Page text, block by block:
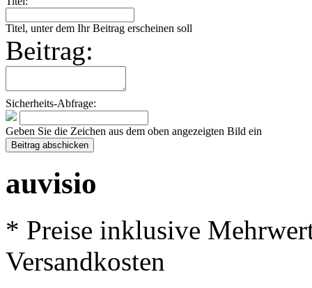
Titel, unter dem Ihr Beitrag erscheinen soll
Beitrag:
Sicherheits-Abfrage:
Geben Sie die Zeichen aus dem oben angezeigten Bild ein
auvisio
* Preise inklusive
Versandkosten